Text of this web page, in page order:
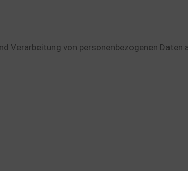
Verarbeitung von personenbezogenen Daten